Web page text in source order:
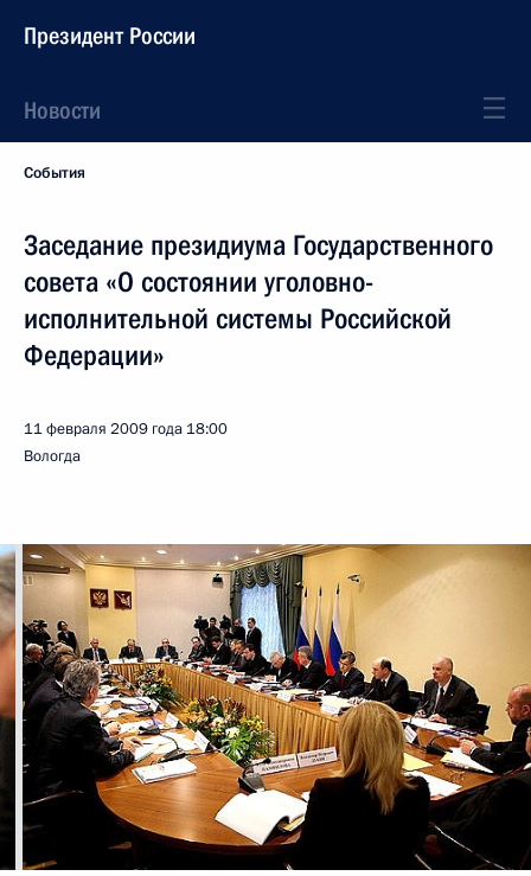
Президент России
Новости
События
Заседание президиума Государственного
совета «О состоянии уголовно-
исполнительной системы Российской
Федерации»
11 февраля 2009 года 18:00
Вологда